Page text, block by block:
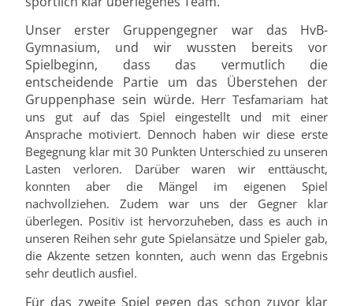
Unser erster Gruppengegner war das HvB-
Gymnasium, und wir wussten bereits vor
Spielbeginn, dass das vermutlich die
entscheidende Partie um das Überstehen der
Gruppenphase sein würde. Herr Tesfamariam hat
uns gut auf das Spiel eingestellt und mit einer
Ansprache motiviert. Dennoch haben wir diese erste
Begegnung klar mit 30 Punkten Unterschied zu unseren
Lasten verloren. Darüber waren wir enttäuscht,
konnten aber die Mängel im eigenen Spiel
nachvollziehen. Zudem war uns der Gegner klar
überlegen. Positiv ist hervorzuheben, dass es auch in
unseren Reihen sehr gute Spielansätze und Spieler gab,
die Akzente setzen konnten, auch wenn das Ergebnis
sehr deutlich ausfiel.
Für das zweite Spiel gegen das schon zuvor klar